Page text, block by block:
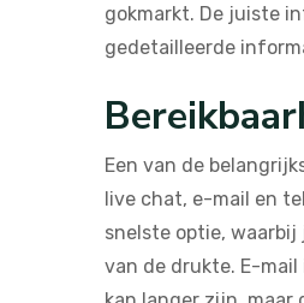
gokmarkt. De juiste
gedetailleerde
Een van de
live chat, e-mail en
snelste optie,
van de drukte. E-